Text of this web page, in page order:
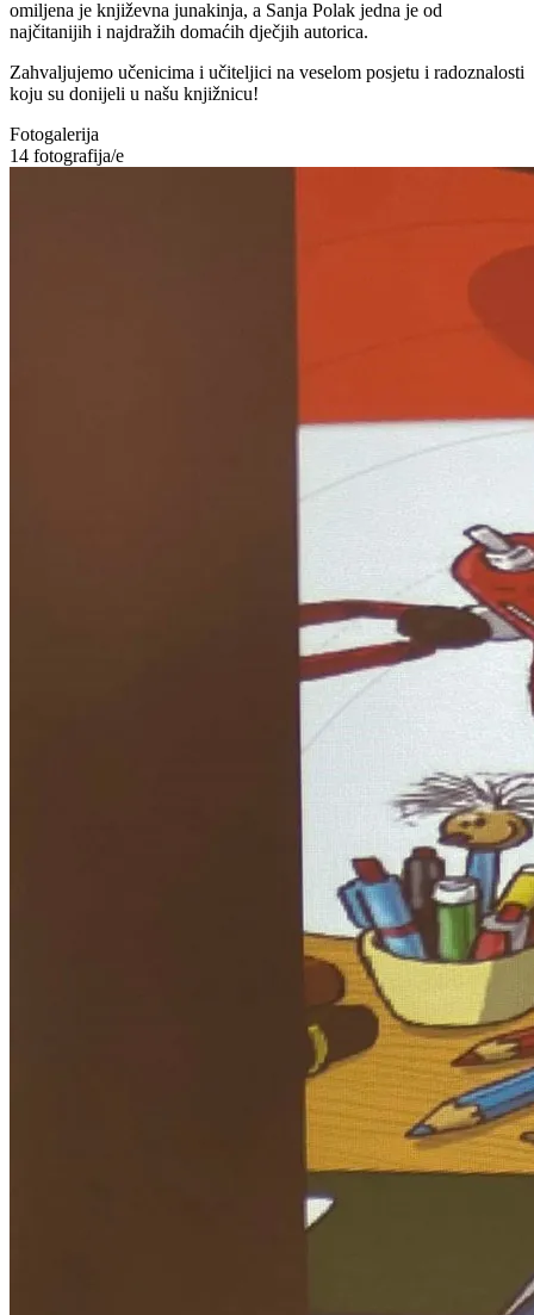
omiljena je književna junakinja, a Sanja Polak jedna je od
najčitanijih i najdražih domaćih dječjih autorica.
Zahvaljujemo učenicima i učiteljici na veselom posjetu i radoznalosti
koju su donijeli u našu knjižnicu!
Fotogalerija
14 fotografija/e